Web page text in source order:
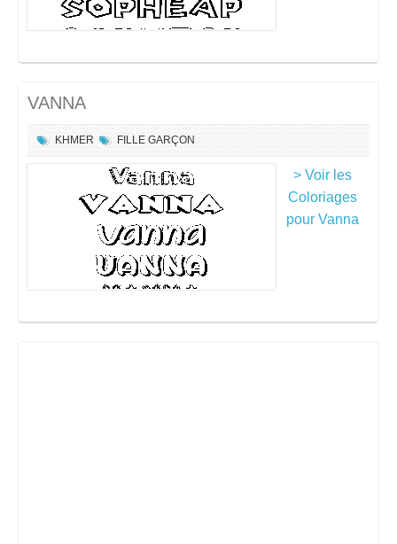
VANNA
KHMER FILLE GARÇON
> Voir les
Coloriages
pour Vanna